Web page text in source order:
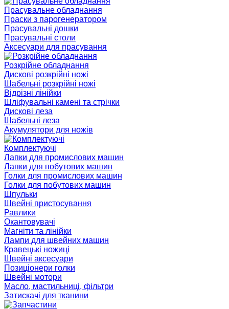
Прасувальне обладнання
Праски з парогенератором
Прасувальні дошки
Прасувальні столи
Аксесуари для прасування
Розкрійне обладнання
Дискові розкрійні ножі
Шабельні розкрійні ножі
Відрізні лінійки
Шліфувальні камені та стрічки
Дискові леза
Шабельні леза
Акумулятори для ножів
Комплектуючі
Лапки для промислових машин
Лапки для побутових машин
Голки для промислових машин
Голки для побутових машин
Шпульки
Швейні пристосування
Равлики
Окантовувачі
Магніти та лінійки
Лампи для швейних машин
Кравецькі ножиці
Швейні аксесуари
Позиціонери голки
Швейні мотори
Масло, мастильниці, фільтри
Затискачі для тканини